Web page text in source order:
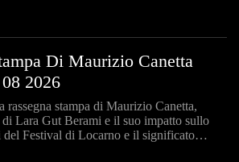
Di Maurizio Canetta
2026
rassegna stampa di Maurizio Canetta,
Lara Gut Berami e il suo impatto sullo
Festival di Locarno e il significato